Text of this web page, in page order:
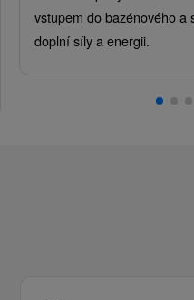
vstupem do bazénového a
doplní síly a energii.